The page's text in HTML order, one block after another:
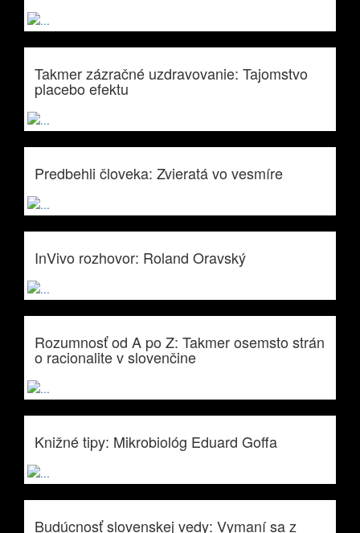
Takmer zázračné uzdravovanie: Tajomstvo
placebo efektu
Predbehli človeka: Zvieratá vo vesmíre
InVivo rozhovor: Roland Oravský
Rozumnosť od A po Z: Takmer osemsto strán
o racionalite v slovenčine
Knižné tipy: Mikrobiológ Eduard Goffa
Budúcnosť slovenskej vedy: Vymaní sa z